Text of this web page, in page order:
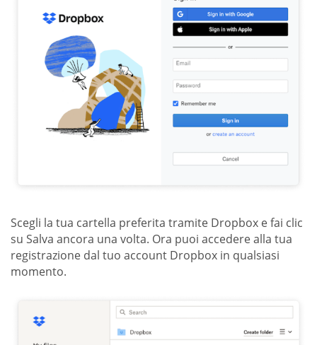
Scegli la tua cartella preferita tramite Dropbox e fai clic
su Salva ancora una volta. Ora puoi accedere alla tua
registrazione dal tuo account Dropbox in qualsiasi
momento.